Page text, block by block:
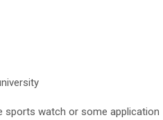
sports watch or some application